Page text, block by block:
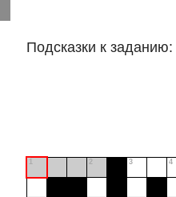
Подсказки к заданию:
1 2 3 4